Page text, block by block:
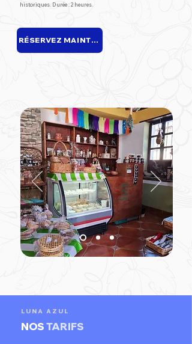
historiques. Durée : 2 heures.
RÉSERVEZ MAINTENANT
LUNA AZUL
NOSTARIFS